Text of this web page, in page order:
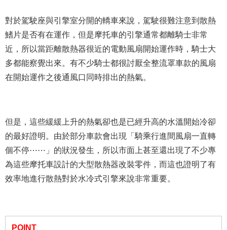
對於駕駛座與引擎室分開的轎車來說，駕駛很難注意到散熱
鰭片是否有在運作，但是摩托車的引擎通常都離騎士非常
近，所以當距離散熱器很近的電動風扇開始運作時，騎士大
多都能察覺出來。有不少騎士都很討厭全整流罩車款的風扇
在開始運作之後通風口同時排出的熱氣。
但是，這些緩緩上升的熱氣卻也是已經升高的水溫開始冷卻
的最好證明。由於部分車款會出現「騎乘行進間風扇一直轉
個不停⋯⋯」的狀況發生，所以市面上甚至還出現了不少專
為這些摩托車設計的大型散熱器改裝零件，而這也證明了有
效率地進行散熱對於水冷式引擎來說非常重要。
POINT